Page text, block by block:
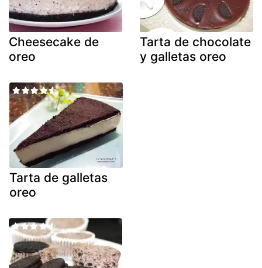
Cheesecake de
oreo
Tarta de chocolate
y galletas oreo
Tarta de galletas
oreo